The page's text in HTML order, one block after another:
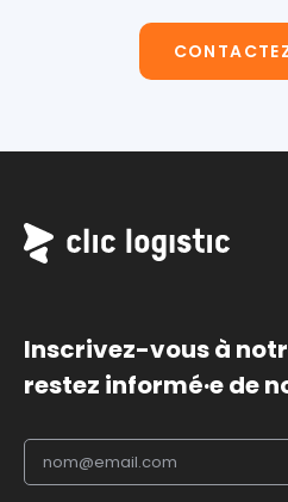
Inscrivez-vous à
restez informé·e de